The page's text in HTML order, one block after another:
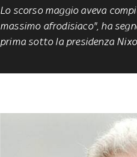
Lo scorso maggio aveva
massimo afrodisiaco", ha
prima sotto la presidenza